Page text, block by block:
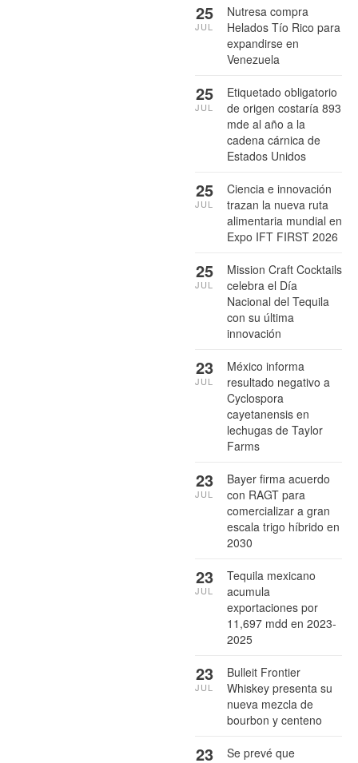
Nutresa compra
Helados Tío Rico para
expandirse en
Venezuela
25
JUL
Etiquetado obligatorio
de origen costaría 893
mde al año a la
cadena cárnica de
Estados Unidos
25
JUL
Ciencia e innovación
trazan la nueva ruta
alimentaria mundial en
Expo IFT FIRST 2026
25
JUL
Mission Craft Cocktails
celebra el Día
Nacional del Tequila
con su última
innovación
25
JUL
México informa
resultado negativo a
Cyclospora
cayetanensis en
lechugas de Taylor
Farms
23
JUL
Bayer firma acuerdo
con RAGT para
comercializar a gran
escala trigo híbrido en
2030
23
JUL
Tequila mexicano
acumula
exportaciones por
11,697 mdd en 2023-
2025
23
JUL
Bulleit Frontier
Whiskey presenta su
nueva mezcla de
bourbon y centeno
23
JUL
Se prevé que
23